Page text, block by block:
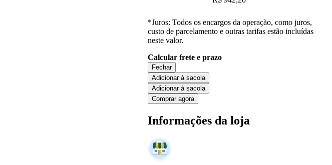
*Juros: Todos os encargos da operação, como juros,
custo de parcelamento e outras tarifas estão incluídas
neste valor.
Calcular frete e prazo
Fechar
Adicionar à sacola
Adicionar à sacola
Comprar agora
Informações da loja